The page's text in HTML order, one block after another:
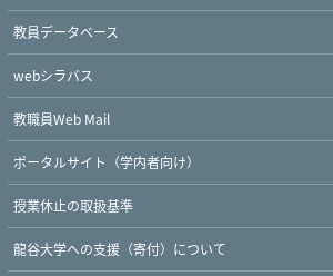
教員データベース
webシラバス
教職員Web Mail
ポータルサイト（学内者向け）
授業休止の取扱基準
龍谷大学への支援（寄付）について